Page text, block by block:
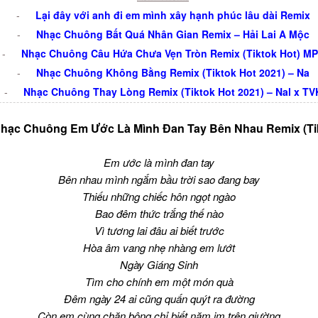
-
Lại đây với anh đi em mình xây hạnh phúc lâu dài Remix
-
Nhạc Chuông Bất Quá Nhân Gian Remix – Hải Lai A Mộc
-
Nhạc Chuông Câu Hứa Chưa Vẹn Tròn Remix (Tiktok Hot)
-
Nhạc Chuông Không Bằng Remix (Tiktok Hot 2021) – Na
-
Nhạc Chuông Thay Lòng Remix (Tiktok Hot 2021) – Nal x
Chuông Em Ước Là Mình Đan Tay Bên Nhau Remix
Em ước là mình đan tay
Bên nhau mình ngắm bầu trời sao đang bay
Thiếu những chiếc hôn ngọt ngào
Bao đêm thức trắng thế nào
Vì tương lai đâu ai biết trước
Hòa âm vang nhẹ nhàng em lướt
Ngày Giáng Sinh
Tìm cho chính em một món quà
Đêm ngày 24 ai cũng quấn quýt ra đường